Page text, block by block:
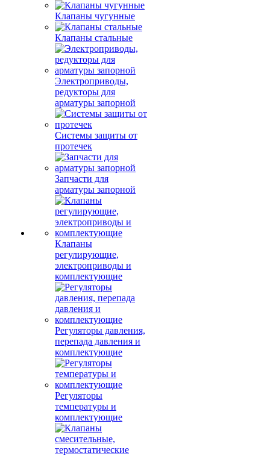
Клапаны чугунные
Клапаны стальные
Электроприводы,
редукторы для
арматуры запорной
Системы защиты от
протечек
Запчасти для
арматуры запорной
Клапаны
регулирующие,
электроприводы и
комплектующие
Регуляторы давления,
перепада давления и
комплектующие
Регуляторы
температуры и
комплектующие